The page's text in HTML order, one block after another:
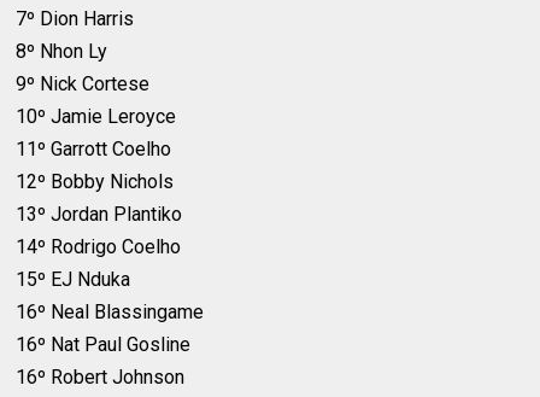
7º Dion Harris
8º Nhon Ly
9º Nick Cortese
10º Jamie Leroyce
11º Garrott Coelho
12º Bobby Nichols
13º Jordan Plantiko
14º Rodrigo Coelho
15º EJ Nduka
16º Neal Blassingame
16º Nat Paul Gosline
16º Robert Johnson